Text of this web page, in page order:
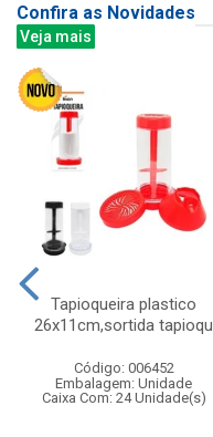
Confira as Novidades
Veja mais
Tapioqueira plastico
26x11cm,sortida tapioqu
Código: 006452
Embalagem: Unidade
Caixa Com: 24 Unidade(s)